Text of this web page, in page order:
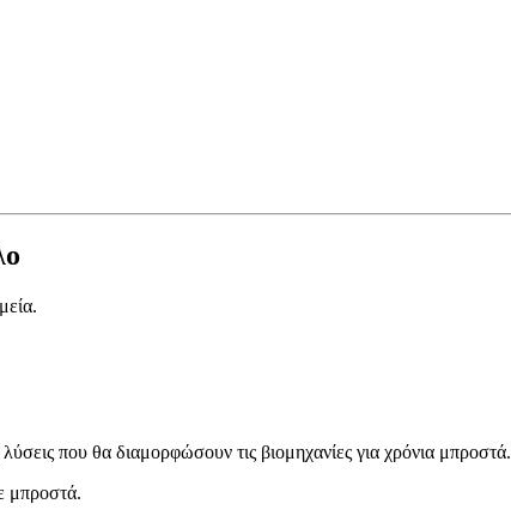
που θα διαμορφώσουν τις βιομηχανίες για χρόνια μπροστά.
μπροστά.